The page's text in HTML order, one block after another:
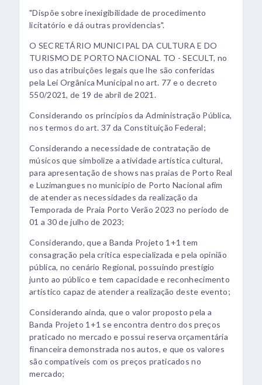
"Dispõe sobre inexigibilidade de procedimento
licitatório e dá outras providencias".
O SECRETÁRIO MUNICIPAL DA CULTURA E DO
TURISMO DE PORTO NACIONAL TO - SECULT, no
uso das atribuições legais que lhe são conferidas
pela Lei Orgânica Municipal no art. 77 e o decreto
550/2021, de 19 de abril de 2021.
Considerando os princípios da Administração Pública,
nos termos do art. 37 da Constituição Federal;
Considerando a necessidade de contratação de
músicos que simbolize a atividade artística cultural,
para apresentação de shows nas praias de Porto Real
e Luzimangues no município de Porto Nacional afim
de atender as necessidades da realização da
Temporada de Praia Porto Verão 2023 no período de
01 a 30 de julho de 2023;
Considerando, que a Banda Projeto 1+1 tem
consagração pela crítica especializada e pela opinião
pública, no cenário Regional, possuindo prestígio
junto ao público e tem capacidade e reconhecimento
artístico capaz de atender a realização deste evento;
Considerando ainda, que o valor proposto pela a
Banda Projeto 1+1 se encontra dentro dos preços
praticado no mercado e possui reserva orçamentária
financeira demonstrada nos autos, e que os valores
são compatíveis com os preços praticados no
mercado;